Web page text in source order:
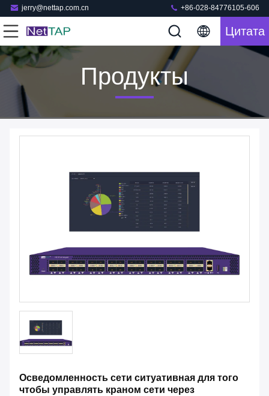
jerry@nettap.com.cn +86-028-84776105-606
Цитата
Продукты
Осведомленность сети ситуативная для того
чтобы управлять краном сети через